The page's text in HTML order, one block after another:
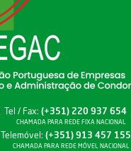
Tel / Fax:(+351) 220 937 654
CHAMADA PARA REDE FIXA NACIONAL
Telemóvel: (+351) 913 457 155
CHAMADA PARA REDE MÓVEL NACIONAL